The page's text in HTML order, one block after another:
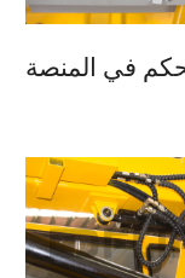
في المنصة